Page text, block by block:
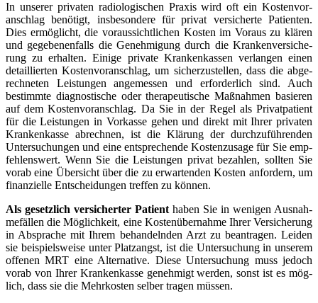
In unse­rer pri­va­ten radio­lo­gi­schen Pra­xis wird oft ein Kos­ten­vor­
anschlag benö­tigt, ins­be­son­de­re für pri­vat ver­si­cher­te Pati­en­ten.
Dies ermög­licht, die vor­aus­sicht­li­chen Kos­ten im Vor­aus zu klä­ren
und gege­be­nen­falls die Geneh­mi­gung durch die Kran­ken­ver­si­che­
rung zu erhal­ten. Eini­ge pri­va­te Kran­ken­kas­sen ver­lan­gen einen
detail­lier­ten Kos­ten­vor­anschlag, um sicher­zu­stel­len, dass die abge­
rech­ne­ten Leis­tun­gen ange­mes­sen und erfor­der­lich sind. Auch
bestimm­te dia­gnos­ti­sche oder the­ra­peu­ti­sche Maß­nah­men basie­ren
auf dem Kos­ten­vor­anschlag. Da Sie in der Regel als Pri­vat­pa­ti­ent
für die Leis­tun­gen in Vor­kas­se gehen und direkt mit Ihrer pri­va­ten
Kran­ken­kas­se abrech­nen, ist die Klä­rung der durch­zu­füh­ren­den
Unter­su­chun­gen und eine ent­spre­chen­de Kos­ten­zu­sa­ge für Sie emp­
feh­lens­wert. Wenn Sie die Leis­tun­gen pri­vat bezah­len, soll­ten Sie
vor­ab eine Über­sicht über die zu erwar­ten­den Kos­ten anfor­dern, um
finan­zi­el­le Ent­schei­dun­gen tref­fen zu kön­nen.
Als gesetz­lich ver­si­cher­ter Pati­ent haben Sie in weni­gen Aus­nah­
me­fäl­len die Mög­lich­keit, eine Kos­ten­über­nah­me Ihrer Ver­si­che­rung
in Abspra­che mit Ihrem behan­deln­den Arzt zu bean­tra­gen. Lei­den
sie bei­spiels­wei­se unter Platz­angst, ist die Unter­su­chung in unse­rem
offe­nen MRT eine Alter­na­ti­ve. Die­se Unter­su­chung muss jedoch
vor­ab von Ihrer Kran­ken­kas­se geneh­migt wer­den, sonst ist es mög­
lich, dass sie die Mehr­kos­ten sel­ber tra­gen müs­sen.